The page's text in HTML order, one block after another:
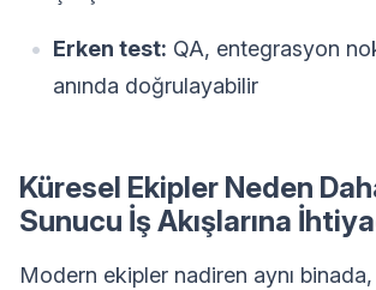
Erken test: QA, entegrasyon
anında doğrulayabilir
Küresel Ekipler Neden
Sunucu İş Akışlarına
Modern ekipler nadiren aynı